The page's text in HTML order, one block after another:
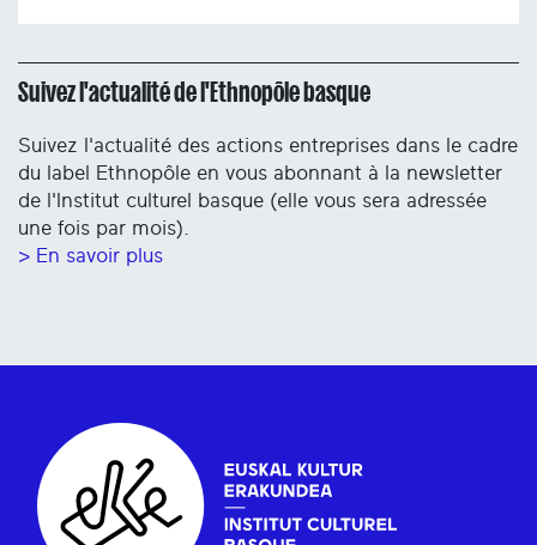
Suivez l'actualité de l'Ethnopôle basque
Suivez l'actualité des actions entreprises dans le cadre
du label Ethnopôle en vous abonnant à la newsletter
de l'Institut culturel basque (elle vous sera adressée
une fois par mois).
> En savoir plus